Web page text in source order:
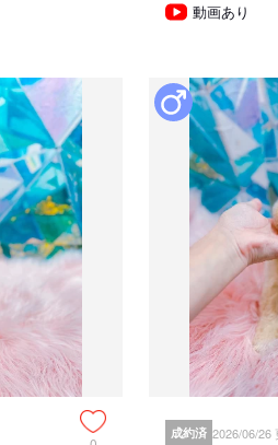
現金
クレジット（VISA.JCBなど）
銀行振込
現金書留
バーコード決済（paypay、QR決済
、見学は必ずご予約ください。
注意事項
動画あり
成約済 2026/06/26